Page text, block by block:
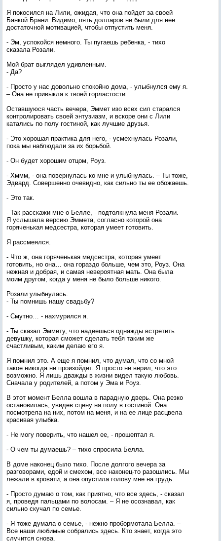
Я покосился на Лили, ожидая, что она пойдет за своей
Банкой Брани. Видимо, пять долларов не были для нее
достаточной мотивацией, чтобы отпустить меня.
- Эм, успокойся немного. Ты пугаешь ребенка, - тихо
сказала Розали.
Мой брат выглядел удивленным.
- Да?
- Просто у нас довольно спокойно дома, - улыбнулся ему я.
– Она не привыкла к твоей горластости.
Оставшуюся часть вечера, Эммет изо всех сил старался
контролировать своей энтузиазм, и вскоре они с Лили
катались по полу гостиной, как лучшие друзья.
- Это хорошая практика для него, - усмехнулась Розали,
пока мы наблюдали за их борьбой.
- Он будет хорошим отцом, Роуз.
- Хммм, - она повернулась ко мне и улыбнулась. – Ты тоже,
Эдвард. Совершенно очевидно, как сильно ты ее обожаешь.
- Это так.
- Так расскажи мне о Белле, - подтолкнула меня Розали. –
Я услышала версию Эммета, согласно которой она
горяченькая медсестра, которая умеет готовить.
Я рассмеялся.
- Что ж, она горяченькая медсестра, которая умеет
готовить, но она… она гораздо больше, чем это, Роуз. Она
нежная и добрая, и самая невероятная мать. Она была
моим другом, когда у меня не было больше никого.
Розали улыбнулась.
- Ты помнишь нашу свадьбу?
- Смутно… - нахмурился я.
- Ты сказал Эммету, что надеешься однажды встретить
девушку, которая сможет сделать тебя таким же
счастливым, каким делаю его я.
Я помнил это. А еще я помнил, что думал, что со мной
такое никогда не произойдет. Я просто не верил, что это
возможно. Я лишь дважды в жизни видел такую любовь.
Сначала у родителей, а потом у Эма и Роуз.
В этот момент Белла вошла в парадную дверь. Она резко
остановилась, увидев сцену на полу в гостиной. Она
посмотрела на них, потом на меня, и на ее лице расцвела
красивая улыбка.
- Не могу поверить, что нашел ее, - прошептал я.
- О чем ты думаешь? – тихо спросила Белла.
В доме наконец было тихо. После долгого вечера за
разговорами, едой и смехом, все наконец-то разошлись. Мы
лежали в кровати, а она опустила голову мне на грудь.
- Просто думаю о том, как приятно, что все здесь, - сказал
я, проведя пальцами по волосам. – Я не осознавал, как
сильно скучал по семье.
- Я тоже думала о семье, - нежно пробормотала Белла. –
Все наши любимые собрались здесь. Кто знает, когда это
случится снова.